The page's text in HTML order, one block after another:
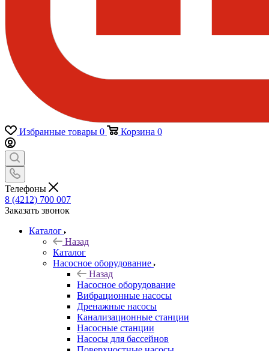
Избранные товары 0 Корзина 0
Телефоны
8 (4212) 700 007
Заказать звонок
Каталог
Назад
Каталог
Насосное оборудование
Назад
Насосное оборудование
Вибрационные насосы
Дренажные насосы
Канализационные станции
Насосные станции
Насосы для бассейнов